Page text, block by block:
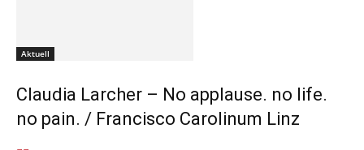
Aktuell
Claudia Larcher – No applause. no life.
no pain. / Francisco Carolinum Linz